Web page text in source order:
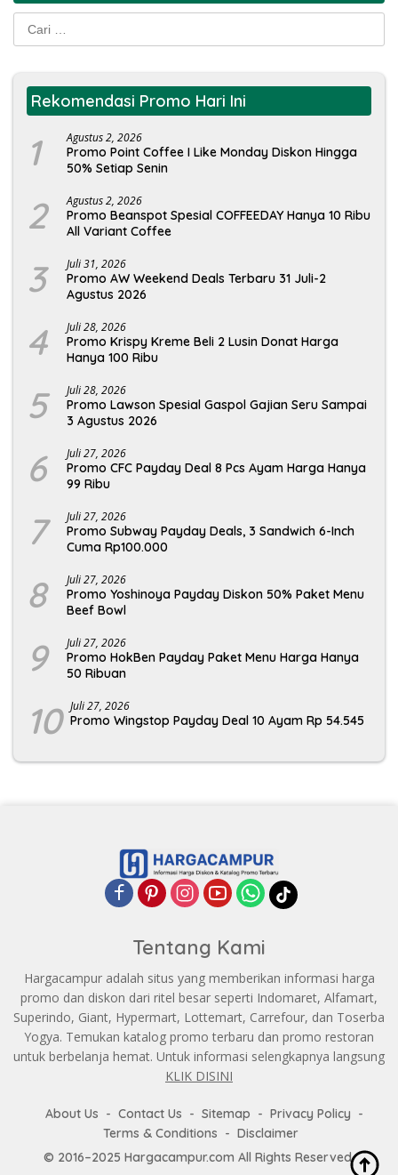
Rekomendasi Promo Hari Ini
1 Agustus 2, 2026
Promo Point Coffee I Like Monday Diskon Hingga
50% Setiap Senin
2 Agustus 2, 2026
Promo Beanspot Spesial COFFEEDAY Hanya 10 Ribu
All Variant Coffee
3 Juli 31, 2026
Promo AW Weekend Deals Terbaru 31 Juli-2
Agustus 2026
4 Juli 28, 2026
Promo Krispy Kreme Beli 2 Lusin Donat Harga
Hanya 100 Ribu
5 Juli 28, 2026
Promo Lawson Spesial Gaspol Gajian Seru Sampai
3 Agustus 2026
6 Juli 27, 2026
Promo CFC Payday Deal 8 Pcs Ayam Harga Hanya
99 Ribu
7 Juli 27, 2026
Promo Subway Payday Deals, 3 Sandwich 6-Inch
Cuma Rp100.000
8 Juli 27, 2026
Promo Yoshinoya Payday Diskon 50% Paket Menu
Beef Bowl
9 Juli 27, 2026
Promo HokBen Payday Paket Menu Harga Hanya
50 Ribuan
10 Juli 27, 2026
Promo Wingstop Payday Deal 10 Ayam Rp 54.545
Tentang Kami
Hargacampur adalah situs yang memberikan informasi harga
promo dan diskon dari ritel besar seperti Indomaret, Alfamart,
Superindo, Giant, Hypermart, Lottemart, Carrefour, dan Toserba
Yogya. Temukan katalog promo terbaru dan promo restoran
untuk berbelanja hemat. Untuk informasi selengkapnya langsung
KLIK DISINI
About Us Contact Us Sitemap
Privacy Policy
Terms & Conditions
Disclaimer
© 2016–2025 Hargacampur.com All Rights Reserved.